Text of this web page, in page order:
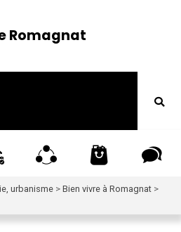
Romagnat
urbanisme > Bien vivre à Romagnat >